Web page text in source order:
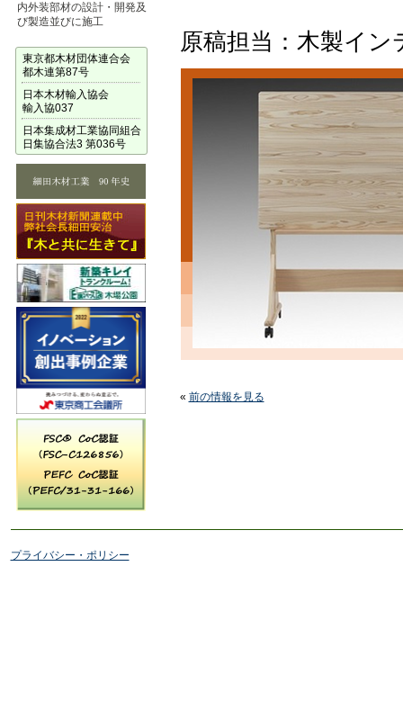
内外装部材の設計・開発及
び製造並びに施工
東京都木材団体連合会
都木連第87号
日本木材輸入協会
輸入協037
日本集成材工業協同組合
日集協合法3 第036号
原稿担当：木製イ
« 前の情報を見る
プライバシー・ポリシー